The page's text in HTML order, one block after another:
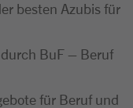
besten Azubis für
BuF – Beruf
für Beruf und